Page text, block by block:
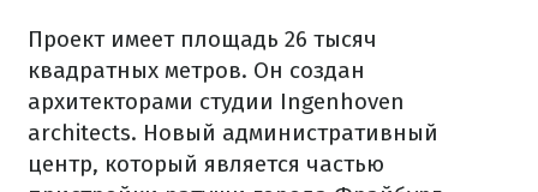
Проект имеет площадь 26 тысяч
квадратных метров. Он создан
архитекторами студии Ingenhoven
architects. Новый административный
центр, который является частью